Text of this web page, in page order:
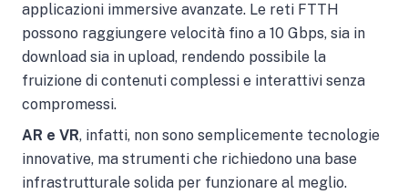
applicazioni immersive avanzate. Le reti FTTH
possono raggiungere velocità fino a 10 Gbps, sia in
download sia in upload, rendendo possibile la
fruizione di contenuti complessi e interattivi senza
compromessi.
AR e VR, infatti, non sono semplicemente tecnologie
innovative, ma strumenti che richiedono una base
infrastrutturale solida per funzionare al meglio.